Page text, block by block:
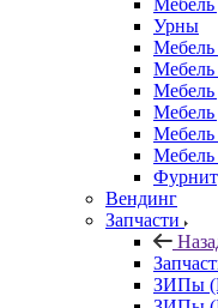
Мебель
Урны
Мебель
Мебель
Мебель
Мебель
Мебель
Мебель
Вендинг
Запчасти
ЗИПы